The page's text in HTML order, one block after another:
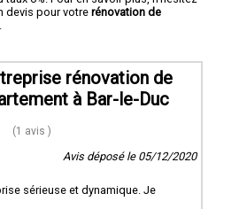
devis pour votre rénovation de
rénovation de
à Bar-le-Duc
(1 avis )
Avis déposé le 05/12/2020
sérieuse et dynamique. Je